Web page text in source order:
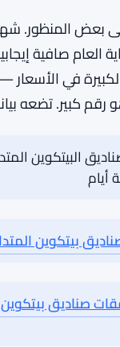
وهذا ليس
في يونيو
صناديق
السيناريو.
بعض المنظور.
الكبيرة في